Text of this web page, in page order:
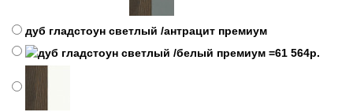
дуб гладстоун светлый /антрацит премиум